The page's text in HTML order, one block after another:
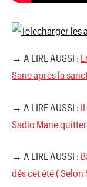
→ A LIRE AUSSI :
Sane après la
→ A LIRE AUSSI :
Sadio Mane
→ A LIRE AUSSI :
dés cet été ( Selon